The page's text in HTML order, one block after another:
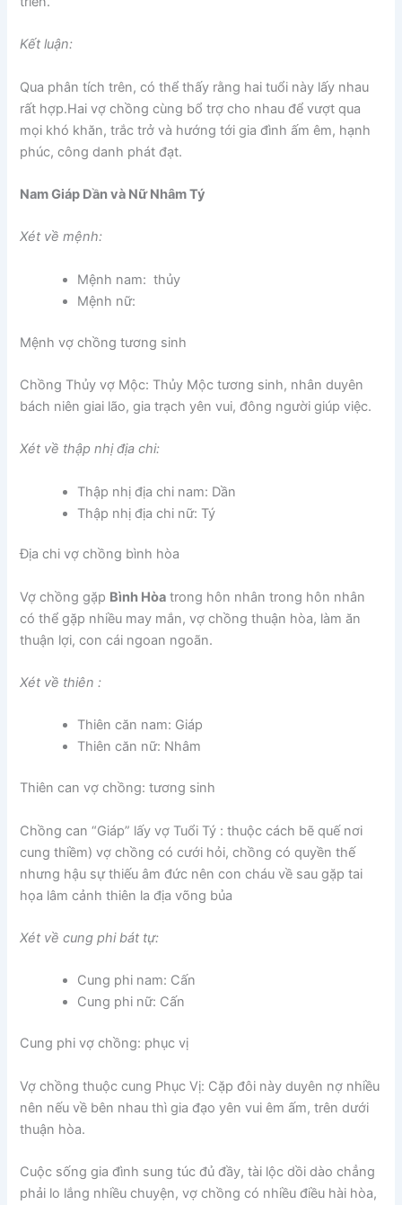
Kết luận:
Qua phân tích trên, có thể thấy rằng hai tuổi này lấy nhau
rất hợp.Hai vợ chồng cùng bổ trợ cho nhau để vượt qua
mọi khó khăn, trắc trở và hướng tới gia đình ấm êm, hạnh
phúc, công danh phát đạt.
Nam Giáp Dần và Nữ Nhâm Tý
Xét về mệnh:
Mệnh nam: thủy
Mệnh nữ:
Mệnh vợ chồng tương sinh
Chồng Thủy vợ Mộc: Thủy Mộc tương sinh, nhân duyên
bách niên giai lão, gia trạch yên vui, đông người giúp việc.
Xét về thập nhị địa chi:
Thập nhị địa chi nam: Dần
Thập nhị địa chi nữ: Tý
Địa chi vợ chồng bình hòa
Vợ chồng gặp Bình Hòa trong hôn nhân trong hôn nhân
có thể gặp nhiều may mắn, vợ chồng thuận hòa, làm ăn
thuận lợi, con cái ngoan ngoãn.
Xét về thiên :
Thiên căn nam: Giáp
Thiên căn nữ: Nhâm
Thiên can vợ chồng: tương sinh
Chồng can “Giáp” lấy vợ Tuổi Tý : thuộc cách bẽ quế nơi
cung thiềm) vợ chồng có cưới hỏi, chồng có quyền thế
nhưng hậu sự thiếu âm đức nên con cháu về sau gặp tai
họa lâm cảnh thiên la địa võng bủa
Xét về cung phi bát tự:
Cung phi nam: Cấn
Cung phi nữ: Cấn
Cung phi vợ chồng: phục vị
Vợ chồng thuộc cung Phục Vị: Cặp đôi này duyên nợ nhiều
nên nếu về bên nhau thì gia đạo yên vui êm ấm, trên dưới
thuận hòa.
Cuộc sống gia đình sung túc đủ đầy, tài lộc dồi dào chẳng
phải lo lắng nhiều chuyện, vợ chồng có nhiều điều hài hòa,